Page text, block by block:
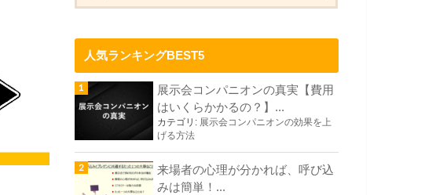
人気ランキングBEST5
展示会コンパニオンの真実【費用
はいくらかかるの？】...
カテゴリ: 展示会コンパニオンの効果を上
げる方法
来場者の心理が分かれば、呼び込
みは簡単！...